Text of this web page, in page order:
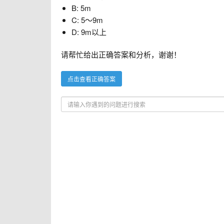
B: 5m
C: 5～9m
D: 9m以上
请帮忙给出正确答案和分析，谢谢！
点击查看正确答案